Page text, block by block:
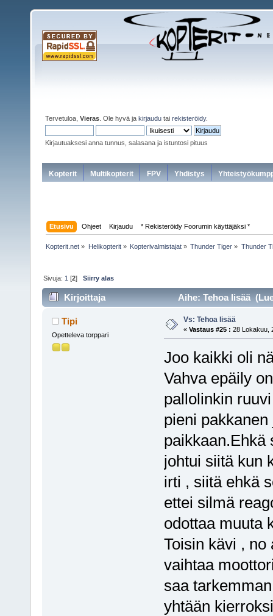
Tervetuloa, Vieras . Ole hyvä ja kirjaudu tai rekisteröidy.
Kirjautuaksesi anna tunnus, salasana ja istuntosi pituus
Kopterit Multikopterit FPV Yhdistys
Etusivu Ohjeet Kirjaudu * Rekisteröidy Foorumin käyttäjäksi *
Kopterit.net » Helikopterit» Kopterivalmistajat» Thunder Tiger » Thunder
Sivuja: 1 [2]Siirry alas
Kirjoittaja Aihe: Tehoa lisää
Tipi
Opetteleva torppari
Vs: Tehoa lisää
« Vastaus #25 : 28 Lokakuu,
Joo kaikki oli
Vahva epäily
pallolinkin
pieni
paikkaan.Ehkä
johtui siitä kun
irti , siitä ehkä
ettei silmä
odottaa muuta
Toisin kävi , no
vaihtaa
saa
yhtään